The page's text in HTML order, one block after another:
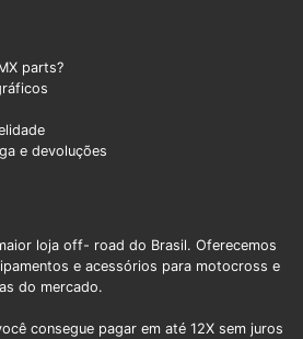
parts?
e devoluções
loja off- road do Brasil. Oferecemos
e acessórios para motocross e
do mercado.
consegue pagar em até 12X sem juros